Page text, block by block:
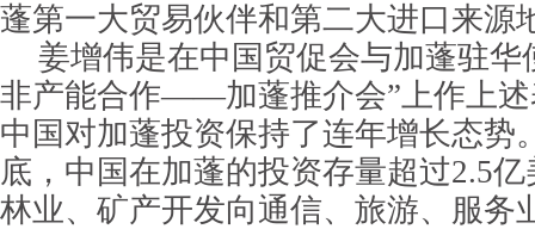
蓬第一大贸易伙伴和第二大进口来源
姜增伟是在中国贸促会与加蓬驻华
非产能合作——加蓬推介会”上作上述
中国对加蓬投资保持了连年增长态势
底，中国在加蓬的投资存量超过2.5
林业、矿产开发向通信、旅游、服务